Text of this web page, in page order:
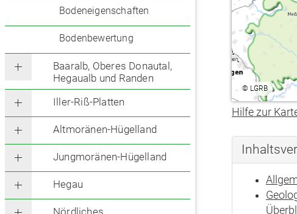
Bodeneigenschaften
Bodenbewertung
Baaralb, Oberes Donautal,
Hegaualb und Randen
Iller-Riß-Platten
Altmoränen-Hügelland
Jungmoränen-Hügelland
Hegau
© LGRB
Hilfe zur